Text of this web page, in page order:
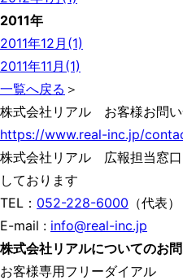
2011年
2011年12月(1)
2011年11月(1)
一覧へ戻る ＞
株式会社リアル お客様お問
https://www.real-inc.jp/
株式会社リアル 広報担当窓
しております
TEL： 052-228-6000 （代表
E-mail : info@real-inc.jp
株式会社リアルについてのお
お客様専用フリーダイアル